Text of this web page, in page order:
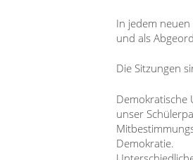
In jedem
und als
Die Sitzungen
Demokratische
unser
Demokratie.